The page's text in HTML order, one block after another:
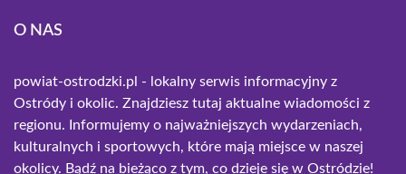
O NAS
powiat-ostrodzki.pl - lokalny serwis informacyjny z
Ostródy i okolic. Znajdziesz tutaj aktualne wiadomości z
regionu. Informujemy o najważniejszych wydarzeniach,
kulturalnych i sportowych, które mają miejsce w naszej
okolicy. Bądź na bieżąco z tym, co dzieje się w Ostródzie!